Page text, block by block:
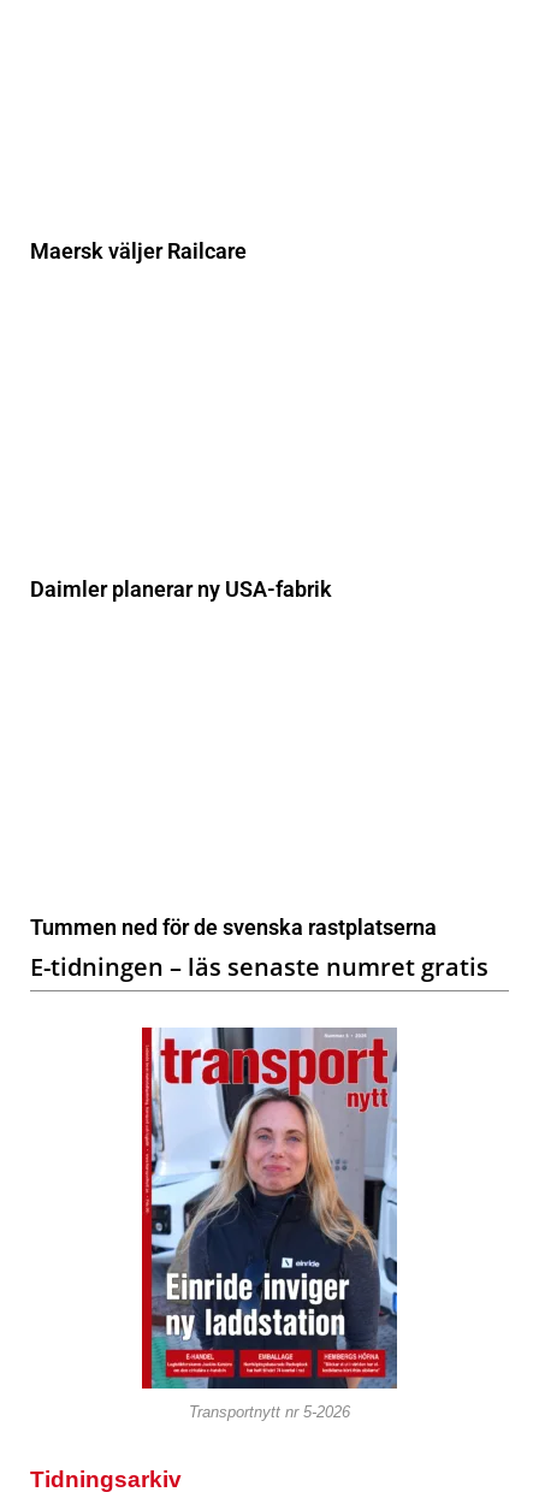
Maersk väljer Railcare
Daimler planerar ny USA-fabrik
Tummen ned för de svenska rastplatserna
E-tidningen – läs senaste numret gratis
Transportnytt nr 5-2026
Tidningsarkiv